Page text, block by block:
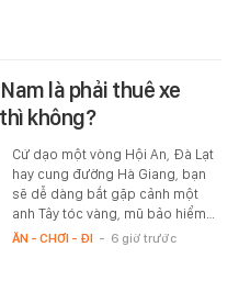
là phải thuê xe
không?
Cứ dạo một vòng Hội An, Đà Lạt
hay cung đường Hà Giang, bạn
sẽ dễ dàng bắt gặp cảnh một
anh Tây tóc vàng, mũ bảo hiểm…
ĂN - CHƠI - ĐI - 6 giờ trước